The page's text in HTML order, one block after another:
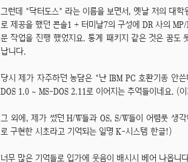
그런데 "닥터도스" 라는 이름을 보면서, 옛날 저의 대
로 제공을 했던 콘솔1 + 터미날7의 구성에 DR 사의
문 작업을 진행 했었지요. 통계 패키지 같은 것은 꿈도
납니다.
당시 제가 자주하던 농담은 "난 IBM PC 호환기종 안
DOS 1.0 ~ MS-DOS 2.11로 이어지는 추억들이네요. (
그 외에, 제가 썼던 H/W들과 OS, S/W들이 어렴풋 생
로 구현한 시초라고 기억되는 일명 K-시스템 한글!)
너무 많은 기억들로 입가에 웃음이 배시시 베어 나옵니